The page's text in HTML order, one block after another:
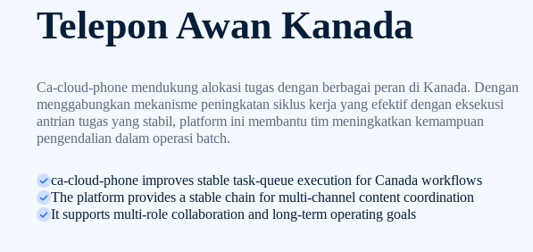
Telepon Awan Kanada
Ca-cloud-phone mendukung alokasi tugas dengan berbagai peran di Kanada. Dengan
menggabungkan mekanisme peningkatan siklus kerja yang efektif dengan eksekusi
antrian tugas yang stabil, platform ini membantu tim meningkatkan kemampuan
pengendalian dalam operasi batch.
ca-cloud-phone improves stable task-queue execution for Canada workflows
The platform provides a stable chain for multi-channel content coordination
It supports multi-role collaboration and long-term operating goals